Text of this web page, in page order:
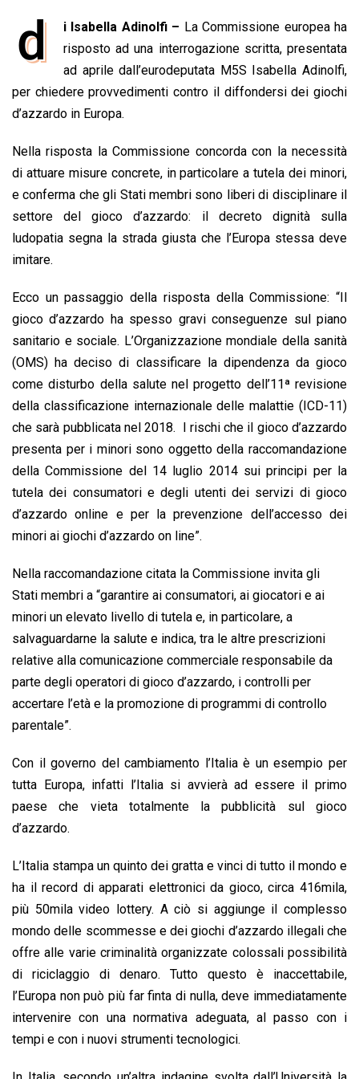
e
o
o
a
t
s
A
p
n
k
e
d
I
r
e
a
d
a
i
l
p
y
L
i
i
n
t
d i Isabella Adinolfi – La Commissione europea ha
risposto ad una interrogazione scritta, presentata
ad aprile dall’eurodeputata M5S Isabella Adinolfi,
per chiedere provvedimenti contro il diffondersi dei giochi
d’azzardo in Europa.
Nella risposta la Commissione concorda con la necessità
di attuare misure concrete, in particolare a tutela dei minori,
e conferma che gli Stati membri sono liberi di disciplinare il
settore del gioco d’azzardo: il decreto dignità sulla
ludopatia segna la strada giusta che l’Europa stessa deve
imitare.
Ecco un passaggio della risposta della Commissione: “Il
gioco d’azzardo ha spesso gravi conseguenze sul piano
sanitario e sociale. L’Organizzazione mondiale della sanità
(OMS) ha deciso di classificare la dipendenza da gioco
come disturbo della salute nel progetto dell’11ª revisione
della classificazione internazionale delle malattie (ICD-11)
che sarà pubblicata nel 2018. I rischi che il gioco d’azzardo
presenta per i minori sono oggetto della raccomandazione
della Commissione del 14 luglio 2014 sui principi per la
tutela dei consumatori e degli utenti dei servizi di gioco
d’azzardo online e per la prevenzione dell’accesso dei
minori ai giochi d’azzardo on line”.
Nella raccomandazione citata la Commissione invita gli
Stati membri a “garantire ai consumatori, ai giocatori e ai
minori un elevato livello di tutela e, in particolare, a
salvaguardarne la salute e indica, tra le altre prescrizioni
relative alla comunicazione commerciale responsabile da
parte degli operatori di gioco d’azzardo, i controlli per
accertare l’età e la promozione di programmi di controllo
parentale”.
Con il governo del cambiamento l’Italia è un esempio per
tutta Europa, infatti l’Italia si avvierà ad essere il primo
paese che vieta totalmente la pubblicità sul gioco
d’azzardo.
L’Italia stampa un quinto dei gratta e vinci di tutto il mondo e
ha il record di apparati elettronici da gioco, circa 416mila,
più 50mila video lottery. A ciò si aggiunge il complesso
mondo delle scommesse e dei giochi d’azzardo illegali che
offre alle varie criminalità organizzate colossali possibilità
di riciclaggio di denaro. Tutto questo è inaccettabile,
l’Europa non può più far finta di nulla, deve immediatamente
intervenire con una normativa adeguata, al passo con i
tempi e con i nuovi strumenti tecnologici.